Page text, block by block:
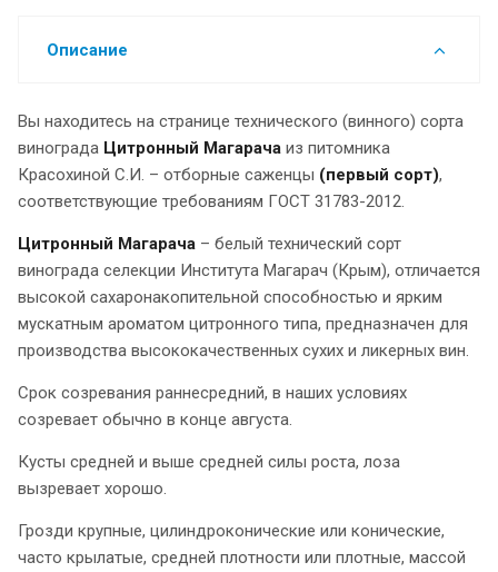
Описание
Вы находитесь на странице технического (винного) сорта
винограда Цитронный Магарача из питомника
Красохиной С.И. – отборные саженцы (первый сорт),
соответствующие требованиям ГОСТ 31783-2012.
Цитронный Магарача – белый технический сорт
винограда селекции Института Магарач (Крым), отличается
высокой сахаронакопительной способностью и ярким
мускатным ароматом цитронного типа, предназначен для
производства высококачественных сухих и ликерных вин.
Срок созревания раннесредний, в наших условиях
созревает обычно в конце августа.
Кусты средней и выше средней силы роста, лоза
вызревает хорошо.
Грозди крупные, цилиндроконические или конические,
часто крылатые, средней плотности или плотные, массой